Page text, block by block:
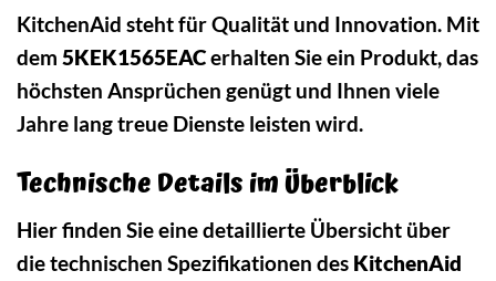
KitchenAid steht für Qualität und Innovation. Mit
dem 5KEK1565EACerhalten Sie ein Produkt, das
höchsten Ansprüchen genügt und Ihnen viele
Jahre lang treue Dienste leisten wird.
Technische Details im Überblick
Hier finden Sie eine detaillierte Übersicht über
die technischen Spezifikationen des KitchenAid